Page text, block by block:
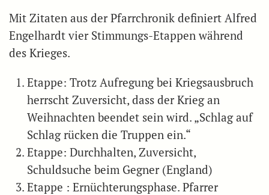
Mit Zitaten aus der Pfarrchronik definiert Alfred
Engelhardt vier Stimmungs-Etappen während
des Krieges.
Etappe: Trotz Aufregung bei Kriegsausbruch
herrscht Zuversicht, dass der Krieg an
Weihnachten beendet sein wird. „Schlag auf
Schlag rücken die Truppen ein.“
Etappe: Durchhalten, Zuversicht,
Schuldsuche beim Gegner (England)
Etappe : Ernüchterungsphase. Pfarrer